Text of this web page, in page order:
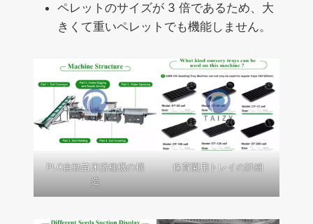
ペレットのサイズが 3 倍であるため、大
きくて重いペレットでも機能しません。
PLC自動苗床播種機の構
造
保育園用トレイの詳細